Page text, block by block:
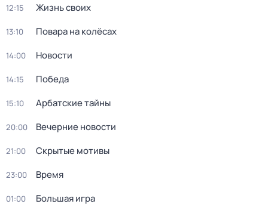
12:15 Жизнь своих
13:10 Повара на колёсах
14:00 Новости
14:15 Победа
15:10 Арбатские тайны
20:00 Вечерние новости
21:00 Скрытые мотивы
23:00 Время
01:00 Большая игра